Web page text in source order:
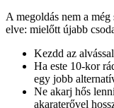
A megoldás nem a
elve: mielőtt újabb
Kezdd az
Ha este 10-kor
egy jobb
Ne akarj hős
akaraterővel